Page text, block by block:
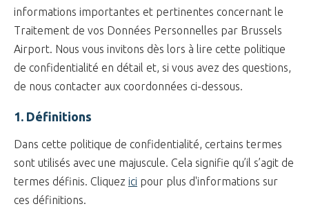
informations importantes et pertinentes concernant le
Traitement de vos Données Personnelles par Brussels
Airport. Nous vous invitons dès lors à lire cette politique
de confidentialité en détail et, si vous avez des questions,
de nous contacter aux coordonnées ci-dessous.
1. Définitions
Dans cette politique de confidentialité, certains termes
sont utilisés avec une majuscule. Cela signifie qu’il s’agit de
termes définis. Cliquez ici pour plus d'informations sur
ces définitions.